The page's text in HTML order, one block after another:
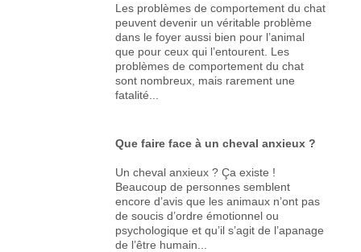
Les problèmes de comportement du chat
peuvent devenir un véritable problème
dans le foyer aussi bien pour l’animal
que pour ceux qui l’entourent. Les
problèmes de comportement du chat
sont nombreux, mais rarement une
fatalité...
Que faire face à un cheval anxieux ?
Un cheval anxieux ? Ça existe !
Beaucoup de personnes semblent
encore d’avis que les animaux n’ont pas
de soucis d’ordre émotionnel ou
psychologique et qu’il s’agit de l’apanage
de l’être humain...